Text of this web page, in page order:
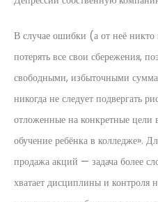
В случае ошибки (а от неё никто
потерять все свои сбережения,
свободными, избыточными
никогда не следует подвергать
отложенные на конкретные
обучение ребёнка в колледже».
продажа акций — задача более
хватает дисциплины и контроля